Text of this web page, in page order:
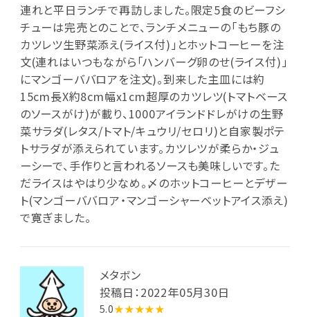
連れと平日ランチで再訪しました。限定5食のビーフシ
チューは完売とのことで、ランチメニューの「もち豚の
カツレツ生野菜添え(ライス付)」とホットコーヒーを注
文(連れはいつもながら「ハンバーグ卵のせ(ライス付)」
にマンゴーババロアを注文)。到来した主皿には約
15cm長X約8cm幅x1cm超厚のカツレツ(トマトベース
のソースがけ)が載り、1000アイランドドレがけの生野
菜サラダ(レタス/トマト/キュウリ/セロリ)と自家製ポテ
トサラダが添えられています。カツレツが柔らか・ジュ
ーシーで、手作りと言われるソースも美味しいです。た
だライスはやはり少なめ。〆のホットコーヒーとデザー
ト(マンゴーババロア・マンゴーシャーベットアイス添え)
で寛ぎました。
メタボン
投稿日：2022年05月30日
5.0★★★★★